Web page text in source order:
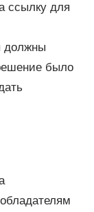
ссылку для
должны
было